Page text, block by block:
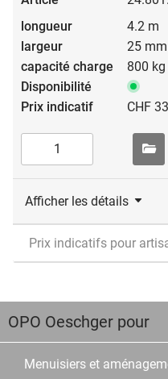
4.2 m
25 mm
800 kg
CHF
Afficher les détails
Prix indicatifs pour
OPO Oeschger pour
Menuisiers et